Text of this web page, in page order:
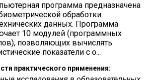
программа предназначена
обработки
данных. Программа
10 модулей (программных
позволяющих вычислять
показатели с о...
практического применения: